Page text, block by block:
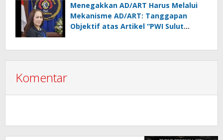
Menegakkan AD/ART Harus Melalui
Mekanisme AD/ART: Tanggapan
Objektif atas Artikel “PWI Sulut
Komentar